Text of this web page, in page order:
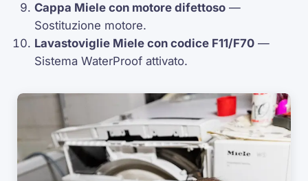
Cappa Miele con motore difettoso —
Sostituzione motore.
Lavastoviglie Miele con codice F11/F70 —
SistemaWaterProof attivato.